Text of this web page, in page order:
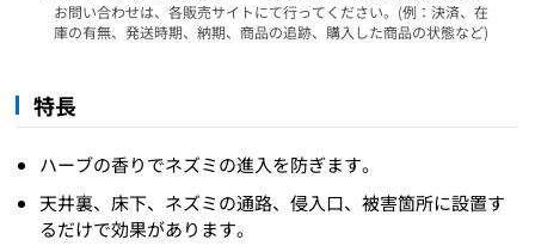
お問い合わせは、各販売サイトにて行ってください。(例：決済、在
庫の有無、発送時期、納期、商品の追跡、購入した商品の状態など)
特長
ハーブの香りでネズミの進入を防ぎます。
天井裏、床下、ネズミの通路、侵入口、被害箇所に設置す
るだけで効果があります。